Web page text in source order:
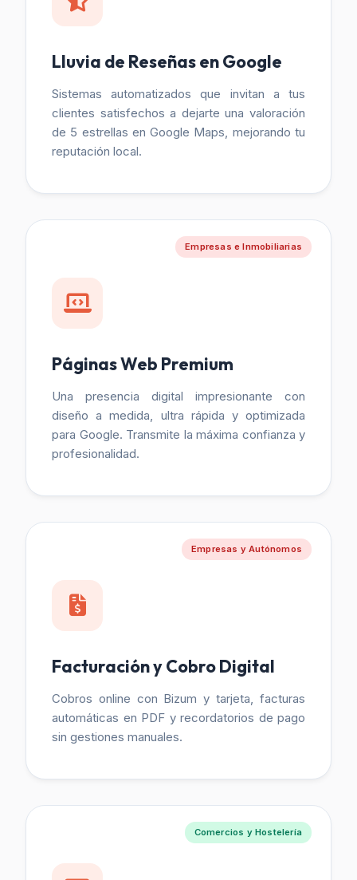
Lluvia de Reseñas en Google
Sistemas automatizados que invitan a tus
clientes satisfechos a dejarte una valoración
de 5 estrellas en Google Maps, mejorando tu
reputación local.
Empresas e Inmobiliarias
Páginas Web Premium
Una presencia digital impresionante con
diseño a medida, ultra rápida y optimizada
para Google. Transmite la máxima confianza y
profesionalidad.
Empresas y Autónomos
Facturación y Cobro Digital
Cobros online con Bizum y tarjeta, facturas
automáticas en PDF y recordatorios de pago
sin gestiones manuales.
Comercios y Hostelería